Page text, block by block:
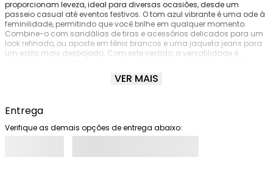
proporcionam leveza, ideal para diversas ocasiões, desde um
passeio casual até eventos festivos. O tom azul vibrante é uma ode à
feminilidade, permitindo que você brilhe em qualquer momento.
Combine-o com sandálias de tiras e acessórios delicados para um
look refinado, ou aposte em tênis brancos e uma jaqueta jeans para
um estilo mais despojado. Com este vestido, a versatilidade é
essência e personalidade. Lembre-se, os acessórios não
VER MAIS
Entrega
Verifique as demais opções de entrega abaixo: